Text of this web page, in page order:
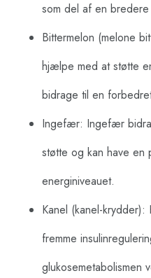
som del af en
Bittermelon (melone
hjælpe med at støtte
bidrage til en
Ingefær: Ingefær
støtte og kan have en
energiniveauet.
Kanel (kanel-krydder):
fremme
glukosemetabolismen